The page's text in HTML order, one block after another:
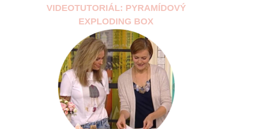
VIDEOTUTORIÁL: PYRAMÍDOVÝ
EXPLODING BOX